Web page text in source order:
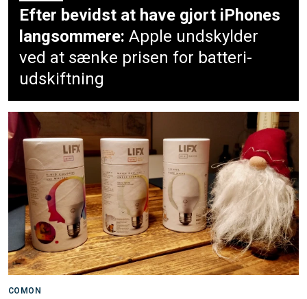
Efter bevidst at have gjort iPhones
langsommere: Apple undskylder
ved at sænke prisen for batteri-
udskiftning
COMON